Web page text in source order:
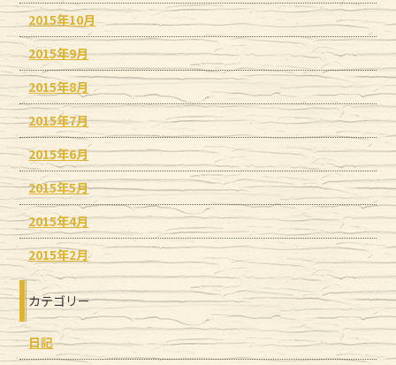
2015年10月
2015年9月
2015年8月
2015年7月
2015年6月
2015年5月
2015年4月
2015年2月
カテゴリー
日記